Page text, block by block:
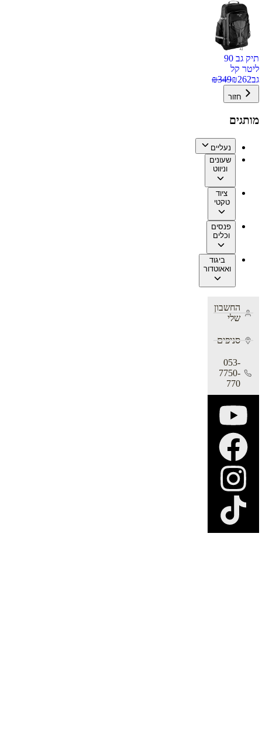
תיק גב 90
ליטר קל
גב
₪262
₪349
חזור
מותגים
נעליים
שעונים
וניווט
ציוד
טקטי
פנסים
וכלים
ביגוד
ואאוטדור
החשבון
שלי
סניפים
053-
7750-
770